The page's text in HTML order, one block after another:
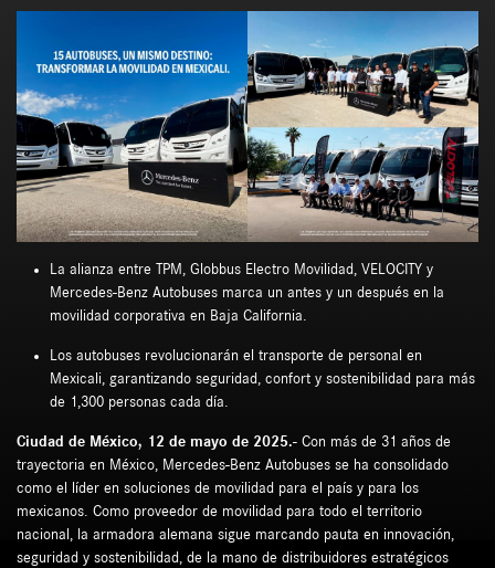
La alianza entre TPM, Globbus Electro Movilidad, VELOCITY y
Mercedes-Benz Autobuses marca un antes y un después en la
movilidad corporativa en Baja California.
Los autobuses revolucionarán el transporte de personal en
Mexicali, garantizando seguridad, confort y sostenibilidad para más
de 1,300 personas cada día.
Ciudad de México, 12 de mayo de 2025.- Con más de 31 años de
trayectoria en México, Mercedes-Benz Autobuses se ha consolidado
como el líder en soluciones de movilidad para el país y para los
mexicanos. Como proveedor de movilidad para todo el territorio
nacional, la armadora alemana sigue marcando pauta en innovación,
seguridad y sostenibilidad, de la mano de distribuidores estratégicos